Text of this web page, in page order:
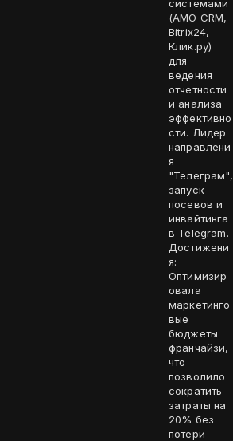
системами
(AMO CRM,
Bitrix24,
Клик.ру)
для
ведения
отчетности
и анализа
эффективно
сти. Лидер
направлени
я
"Телеграм",
запуск
посевов и
инвайтинга
в Telegram.
Достижени
я:
Оптимизир
овала
маркетинго
вые
бюджеты
франчайзи,
что
позволило
сократить
затраты на
20% без
потери